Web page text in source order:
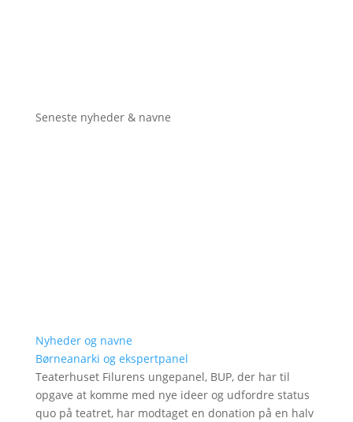
Seneste nyheder & navne
Nyheder og navne
Børneanarki og ekspertpanel
Teaterhuset Filurens ungepanel, BUP, der har til
opgave at komme med nye ideer og udfordre status
quo på teatret, har modtaget en donation på en halv